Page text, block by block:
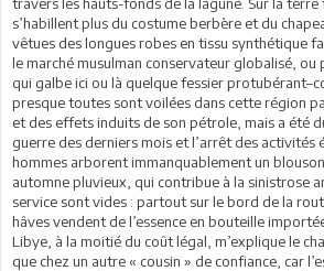
s’habillent plus du costume berbère et du
vêtues des longues robes en tissu synthétique
le marché musulman conservateur globalisé,
qui galbe ici ou là quelque fessier
presque toutes sont voilées dans cette région
et des effets induits de son pétrole, mais a été
guerre des derniers mois et l’arrêt des activités
hommes arborent immanquablement un
automne pluvieux, qui contribue à la sinistrose
service sont vides : partout sur le bord de la
hâves vendent de l’essence en bouteille
Libye, à la moitié du coût légal, m’explique le
que chez un autre « cousin » de confiance, car